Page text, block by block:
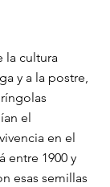
la cultura
y a la postre,
el
en el
entre 1900 y
esas semillas